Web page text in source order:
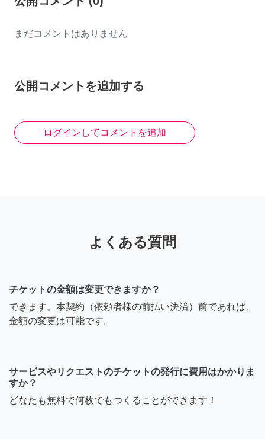
まだコメントはありません
公開コメントを追加する
ログインしてコメントを追加
よくある質問
チケットの金額は変更できますか？
できます。本契約（依頼者様の前払い決済）前であれば、
金額の変更は可能です。
サービスやリクエストのチケットの発行に費用はかかりま
すか？
どなたも無料で何枚でもつくることができます！